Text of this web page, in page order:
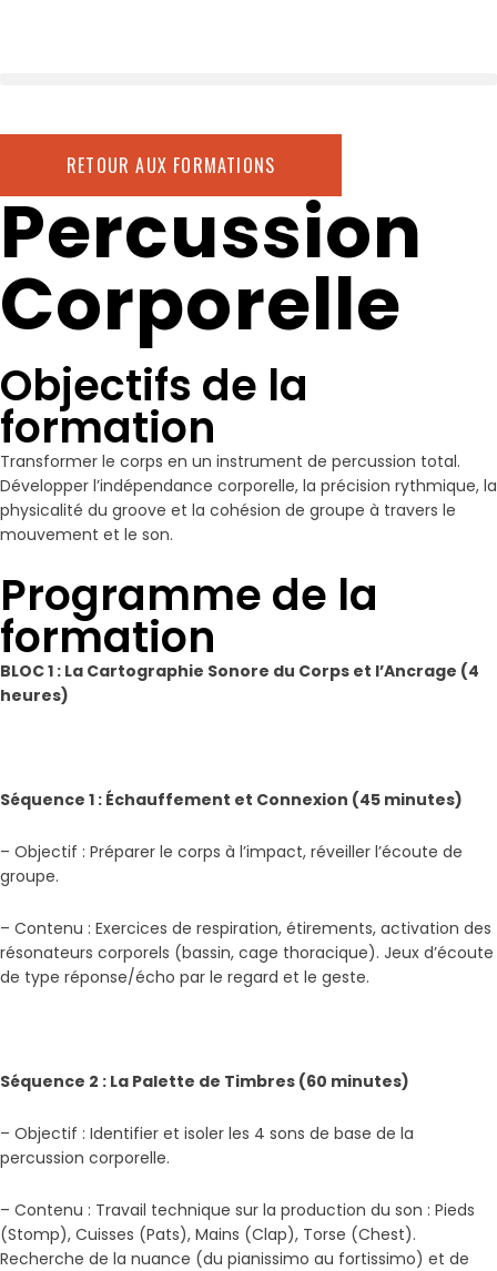
RETOUR AUX FORMATIONS
Percussion
Corporelle
Objectifs de la
formation
Transformer le corps en un instrument de percussion total.
Développer l’indépendance corporelle, la précision rythmique, la
physicalité du groove et la cohésion de groupe à travers le
mouvement et le son.
Programme de la
formation
BLOC 1 : La Cartographie Sonore du Corps et l’Ancrage (4
heures)
Séquence 1 : Échauffement et Connexion (45 minutes)
– Objectif : Préparer le corps à l’impact, réveiller l’écoute de
groupe.
– Contenu : Exercices de respiration, étirements, activation des
résonateurs corporels (bassin, cage thoracique). Jeux d’écoute
de type réponse/écho par le regard et le geste.
Séquence 2 : La Palette de Timbres (60 minutes)
– Objectif : Identifier et isoler les 4 sons de base de la
percussion corporelle.
– Contenu : Travail technique sur la production du son : Pieds
(Stomp), Cuisses (Pats), Mains (Clap), Torse (Chest).
Recherche de la nuance (du pianissimo au fortissimo) et de